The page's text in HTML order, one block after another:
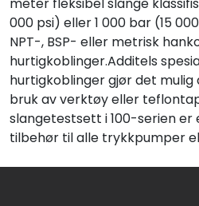
meter fleksibel slange
000 psi) eller 1 000 bar (15
NPT-, BSP- eller metrisk
hurtigkoblinger.Additels
hurtigkoblinger gjør det
bruk av verktøy eller
slangetestsett i 100-serien
tilbehør til alle trykkpumper